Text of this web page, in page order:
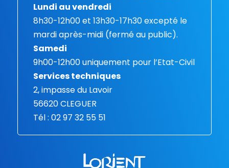
Lundi au vendredi
8h30-12h00 et 13h30-17h30 excepté le
mardi après-midi (fermé au public).
Samedi
9h00-12h00 uniquement pour l’Etat-Civil
Services techniques
2, impasse du Lavoir
56620 CLEGUER
Tél : 02 97 32 55 51